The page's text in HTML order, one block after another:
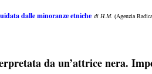
dalle minoranze etniche di H.M. (Agenzia
da un’attrice nera.